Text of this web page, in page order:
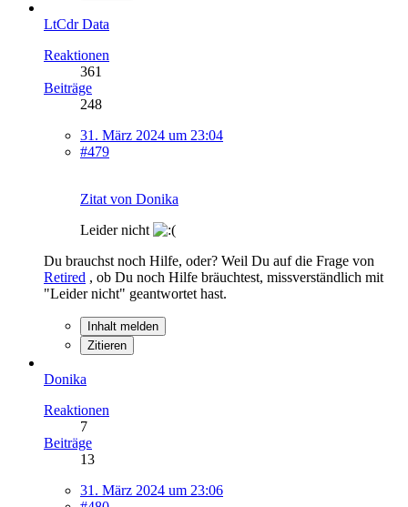
LtCdr Data
Reaktionen
361
Beiträge
248
31. März 2024 um 23:04
#479
Zitat von Donika
Leider nicht
Du brauchst noch Hilfe, oder? Weil Du auf die Frage von
Retired , ob Du noch Hilfe bräuchtest, missverständlich mit
"Leider nicht" geantwortet hast.
Inhalt melden
Zitieren
Donika
Reaktionen
7
Beiträge
13
31. März 2024 um 23:06